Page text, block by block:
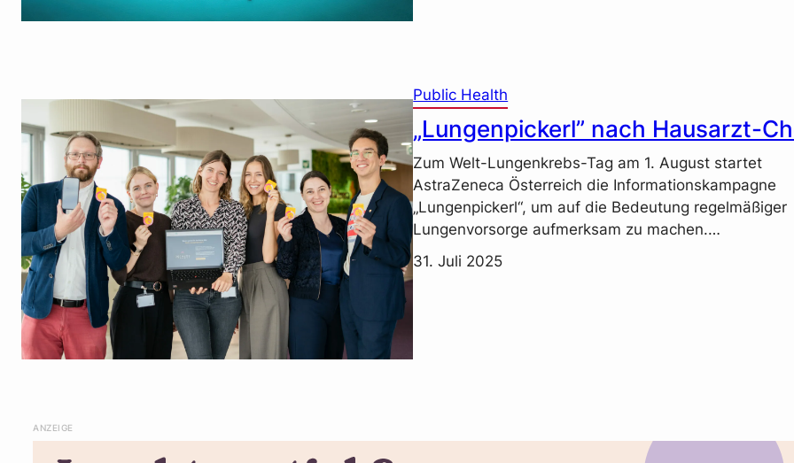
Public Health
„Lungenpickerl” nach Hausarzt-
Zum Welt-Lungenkrebs-Tag am 1. August startet
AstraZeneca Österreich die Informationskampagne
„Lungenpickerl“, um auf die Bedeutung regelmäßiger
Lungenvorsorge aufmerksam zu machen.…
31. Juli 2025
ANZEIGE